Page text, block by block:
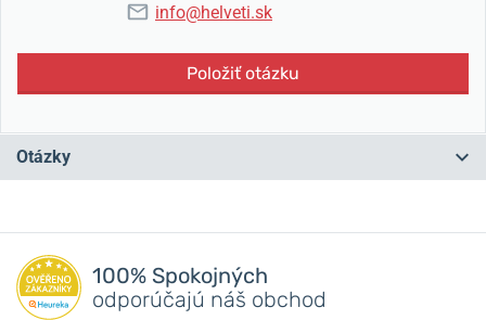
info@helveti.sk
Položiť otázku
Otázky
Máte otázku? Zanechajte nám komentár
Pridať dotaz
100% Spokojných
odporúčajú náš obchod